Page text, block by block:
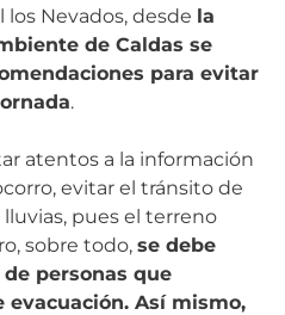
los Nevados, desde la
de Caldas se
para evitar
.
atentos a la información
evitar el tránsito de
pues el terreno
sobre todo, se debe
personas que
Así mismo,